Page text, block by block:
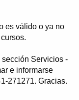
es válido o ya no
Servicios -
e informarse
271271. Gracias.